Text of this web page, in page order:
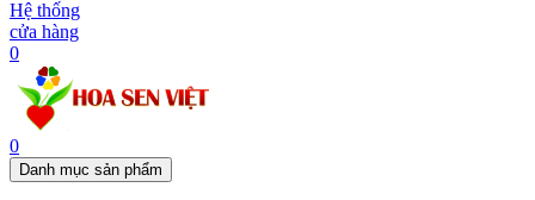
Hệ thống
cửa hàng
0
0
Danh mục sản phẩm